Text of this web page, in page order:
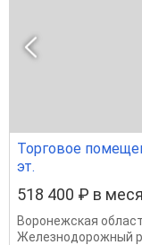
Торговое
эт.
518 400 ₽ в
Воронежская
Железнодорожный